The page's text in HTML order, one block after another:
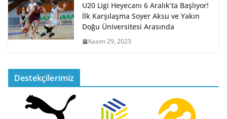
U20 Ligi Heyecanı 6 Aralık’ta Başlıyor!
İlk Karşılaşma Soyer Aksu ve Yakın
Doğu Üniversitesi Arasında
Kasım 29, 2023
Destekçilerimiz